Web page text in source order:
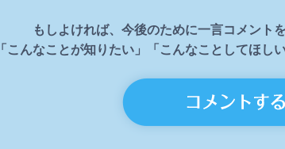
もしよければ、今後のために一言コメント
「こんなことが知りたい」「こんなことしてほし